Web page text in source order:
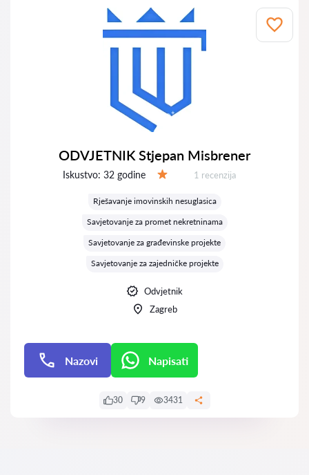
ODVJETNIK Stjepan Misbrener
Iskustvo: 32 godine Recenzija:
1 recenzija
Rješavanje imovinskih nesuglasica
Savjetovanje za promet nekretninama
Savjetovanje za građevinske projekte
Savjetovanje za zajedničke projekte
Odvjetnik
Zagreb
Nazovi Napisati
30 9 3431